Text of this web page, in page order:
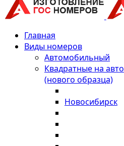
Главная
Виды номеров
Автомобильный
Квадратные на авто
(нового образца)
Новосибирск